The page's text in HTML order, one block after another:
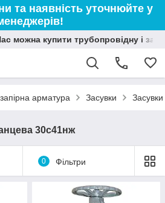
та наявність уточнюйте у
можна купити трубопровідну і
арматура Засувки Засувки
30с41нж
0 Фільтри